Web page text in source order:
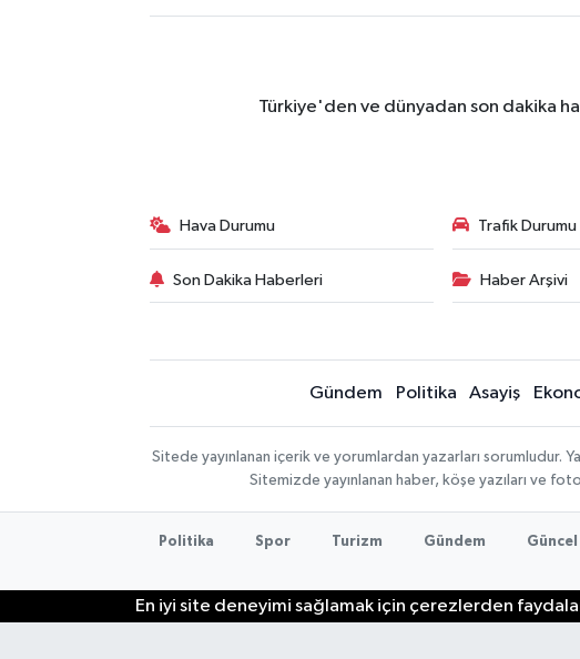
Türkiye'den ve dünyadan son dakika
Hava Durumu Trafik Durumu
Son Dakika Haberleri Haber Arşivi
Gündem Politika Asayiş
Sitede yayınlanan içerik ve yorumlardan yazarları sorumludur.
Sitemizde yayınlanan haber, köşe yazıları ve
Politika Spor Turizm Gündem Güncel
En iyi site deneyimi sağlamak için çerezlerden